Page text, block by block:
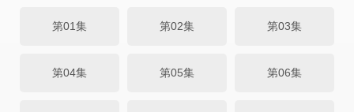
第01集 第02集 第03集
第04集 第05集 第06集